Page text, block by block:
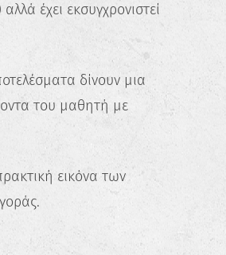
έχει εκσυγχρονιστεί
δίνουν μια
του μαθητή με
εικόνα των